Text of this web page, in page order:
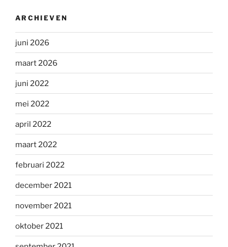
ARCHIEVEN
juni 2026
maart 2026
juni 2022
mei 2022
april 2022
maart 2022
februari 2022
december 2021
november 2021
oktober 2021